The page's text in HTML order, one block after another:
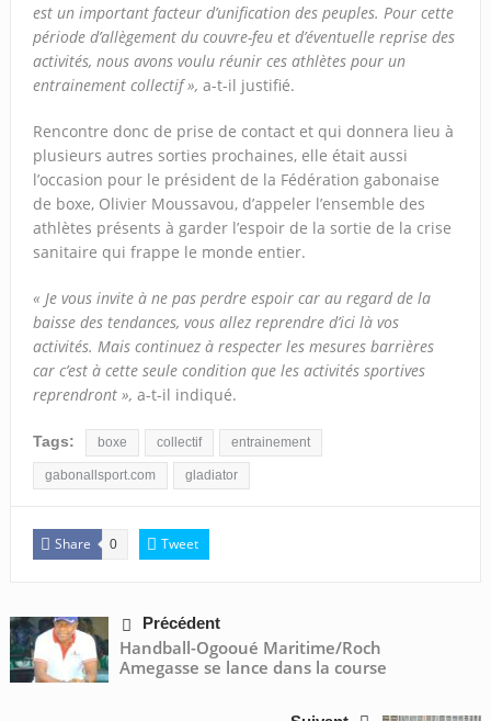
est un important facteur d’unification des peuples. Pour cette
période d’allègement du couvre-feu et d’éventuelle reprise des
activités, nous avons voulu réunir ces athlètes pour un
entrainement collectif », a-t-il justifié.
Rencontre donc de prise de contact et qui donnera lieu à
plusieurs autres sorties prochaines, elle était aussi
l’occasion pour le président de la Fédération gabonaise
de boxe, Olivier Moussavou, d’appeler l’ensemble des
athlètes présents à garder l’espoir de la sortie de la crise
sanitaire qui frappe le monde entier.
« Je vous invite à ne pas perdre espoir car au regard de la
baisse des tendances, vous allez reprendre d’ici là vos
activités. Mais continuez à respecter les mesures barrières
car c’est à cette seule condition que les activités sportives
reprendront », a-t-il indiqué.
Tags: boxe collectif entrainement
gabonallsport.com gladiator
Share 0 Tweet
Précédent
Handball-Ogooué Maritime/Roch
Amegasse se lance dans la course